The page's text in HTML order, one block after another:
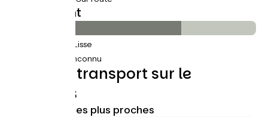
Revêtement
(69%) Lisse
(30%) Inconnu
Trains et transport sur le
parcours
Gares SNCF les plus proches